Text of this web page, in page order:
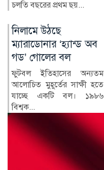
গ্রিনল্যান্ডের আপত্তি
উপেক্ষা করে কূপ খননের
প্রস্তুতি ওয়াশিংটনের
গ্রিনল্যান্ডের স্থানীয় কর্তৃপক্ষের
আপত্তি ও অনুমোদন না থাকা
সত্ত্বেও দেশটির প...